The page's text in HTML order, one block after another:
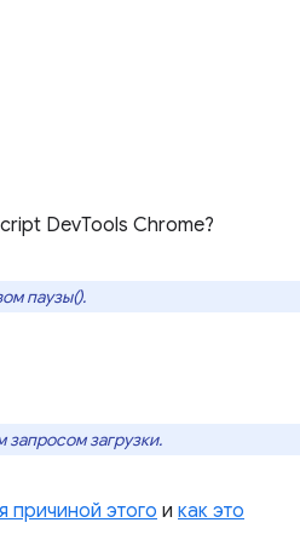
DevTools Chrome?
паузы().
загрузки.
причиной этого и как это